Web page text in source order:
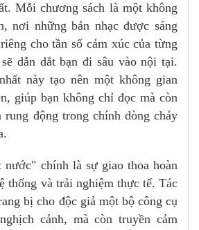
Mỗi chương sách là một không
nơi những bản nhạc được sáng
cho tần số cảm xúc của từng
dẫn dắt bạn đi sâu vào nội tại.
này tạo nên một không gian
giúp bạn không chỉ đọc mà còn
rung động trong chính dòng chảy
nước" chính là sự giao thoa hoàn
thống và trải nghiệm thực tế. Tác
bị cho độc giả một bộ công cụ
cảnh, mà còn truyền cảm